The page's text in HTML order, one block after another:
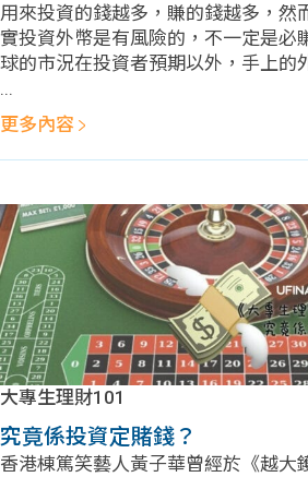
用來投資的錢越多，賺的錢越多，然
實投資外幣是有風險的，不一定是必
球的市況在投資者預期以外，手上的
...
更多內容
大專生理財101
究竟係投資定賭錢？
香港棟篤笑藝人黃子華曾經於《越大